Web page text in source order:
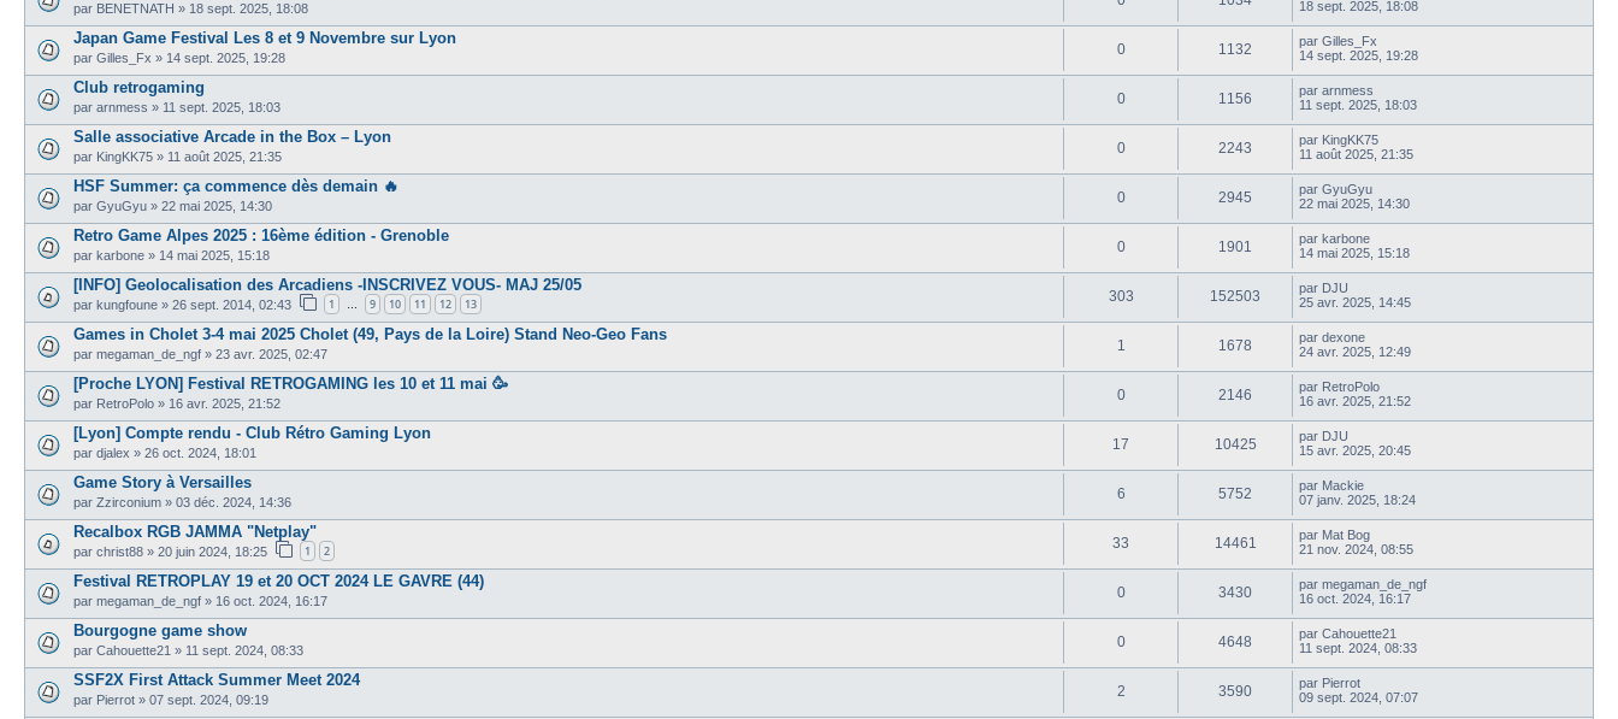
par BENETNATH » 18 sept. 2025, 18:08
18 sept. 2025, 18:08
Japan Game Festival Les 8 et 9 Novembre sur Lyon
par Gilles_Fx » 14 sept. 2025, 19:28
0 1132 par Gilles_Fx
14 sept. 2025, 19:28
Club retrogaming
par arnmess » 11 sept. 2025, 18:03
0 1156 par arnmess
11 sept. 2025, 18:03
Salle associative Arcade in the Box – Lyon
par KingKK75 » 11 août 2025, 21:35
0 2243 par KingKK75
11 août 2025, 21:35
HSF Summer: ça commence dès demain 🔥
par GyuGyu » 22 mai 2025, 14:30
0 2945 par GyuGyu
22 mai 2025, 14:30
Retro Game Alpes 2025 : 16ème édition - Grenoble
par karbone » 14 mai 2025, 15:18
0 1901 par karbone
14 mai 2025, 15:18
[INFO] Geolocalisation des Arcadiens -INSCRIVEZ VOUS- MAJ 25/05
par kungfoune » 26 sept. 2014, 02:43 1 … 9 10 11 12 13 303 152503 par DJU
25 avr. 2025, 14:45
Games in Cholet 3-4 mai 2025 Cholet (49, Pays de la Loire) Stand Neo-Geo Fans
par megaman_de_ngf » 23 avr. 2025, 02:47
1 1678 par dexone
24 avr. 2025, 12:49
[Proche LYON] Festival RETROGAMING les 10 et 11 mai 🥳
par RetroPolo » 16 avr. 2025, 21:52
0 2146 par RetroPolo
16 avr. 2025, 21:52
[Lyon] Compte rendu - Club Rétro Gaming Lyon
par djalex » 26 oct. 2024, 18:01
17 10425 par DJU
15 avr. 2025, 20:45
Game Story à Versailles
par Zzirconium » 03 déc. 2024, 14:36
6 5752 par Mackie
07 janv. 2025, 18:24
Recalbox RGB JAMMA "Netplay"
par christ88 » 20 juin 2024, 18:25 1 2 33 14461 par Mat Bog
21 nov. 2024, 08:55
Festival RETROPLAY 19 et 20 OCT 2024 LE GAVRE (44)
par megaman_de_ngf » 16 oct. 2024, 16:17
0 3430 par megaman_de_ngf
16 oct. 2024, 16:17
Bourgogne game show
par Cahouette21 » 11 sept. 2024, 08:33
0 4648 par Cahouette21
11 sept. 2024, 08:33
SSF2X First Attack Summer Meet 2024
par Pierrot » 07 sept. 2024, 09:19
2 3590 par Pierrot
09 sept. 2024, 07:07